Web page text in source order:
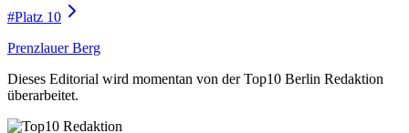
#Platz 10
Prenzlauer Berg
Dieses Editorial wird momentan von der Top10 Berlin Redaktion
überarbeitet.